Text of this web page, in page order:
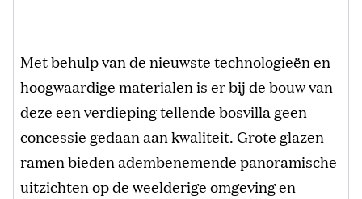
Met behulp van de nieuwste technologieën en
hoogwaardige materialen is er bij de bouw van
deze een verdieping tellende bosvilla geen
concessie gedaan aan kwaliteit. Grote glazen
ramen bieden adembenemende panoramische
uitzichten op de weelderige omgeving en